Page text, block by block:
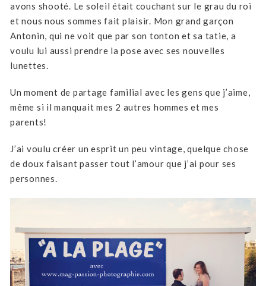
avons shooté. Le soleil était couchant sur le grau du roi
et nous nous sommes fait plaisir. Mon grand garçon
Antonin, qui ne voit que par son tonton et sa tatie, a
voulu lui aussi prendre la pose avec ses nouvelles
lunettes.
Un moment de partage familial avec les gens que j’aime,
même si il manquait mes 2 autres hommes et mes
parents!
J’ai voulu créer un esprit un peu vintage, quelque chose
de doux faisant passer tout l’amour que j’ai pour ses
personnes.